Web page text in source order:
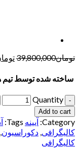
تومان39,800,000
ساخته شده توسط تیم
Quantity
Add to cart
Category: آیینه Tags:
کالیگرافی, دکوراسیون,
کالیگرافی